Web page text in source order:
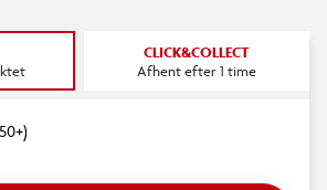
CLICK&COLLECT
Afhent efter 1 time